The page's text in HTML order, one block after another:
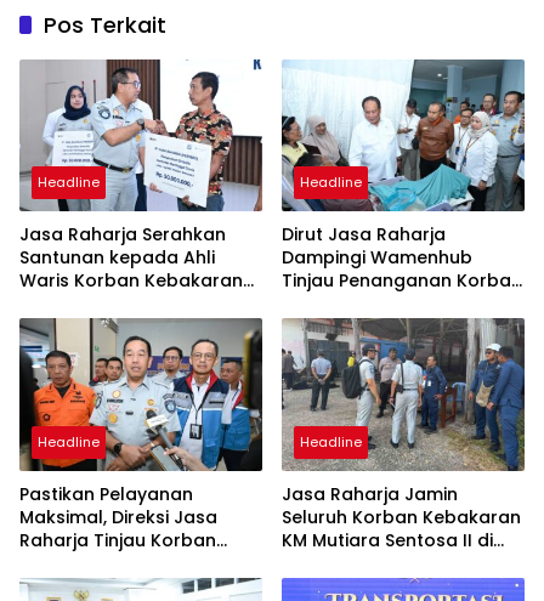
Pos Terkait
Headline
Jasa Raharja Serahkan
Santunan kepada Ahli
Waris Korban Kebakaran
Headline
Dirut Jasa Raharja
Dampingi Wamenhub
Tinjau Penanganan Korban
PHC Surabaya
Headline
Pastikan Pelayanan
Maksimal, Direksi Jasa
Raharja Tinjau Korban
Sentosa II
Headline
Jasa Raharja Jamin
Seluruh Korban Kebakaran
KM Mutiara Sentosa II di